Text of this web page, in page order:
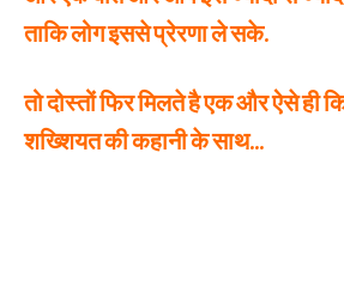
ताकि लोग इससे प्रेरणा ले सके.
तो दोस्तों फिर मिलते है एक और ऐसे ही
शख्शियत की कहानी के साथ…